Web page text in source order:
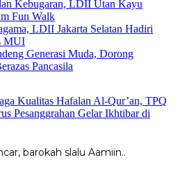
Kebugaran, LDII Utan Kayu
Fun Walk
LDII Jakarta Selatan Hadiri
MUI
Generasi Muda, Dorong
Pancasila
Kualitas Hafalan Al-Qur’an, TPQ
Pesanggrahan Gelar Ikhtibar di
barokah slalu Aamiin..